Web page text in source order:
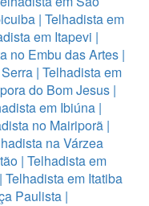
| Telhadista em
em Itapevi |
no Embu das Artes |
| Telhadista em
do Bom Jesus |
em Ibiúna |
no Mairiporã |
na Várzea
| Telhadista em
Telhadista em Itatiba
Paulista |